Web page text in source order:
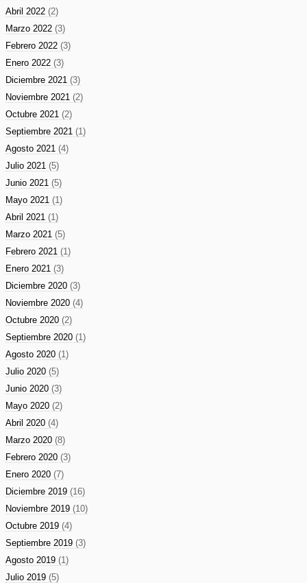
Abril 2022 (2)
Marzo 2022 (3)
Febrero 2022 (3)
Enero 2022 (3)
Diciembre 2021 (3)
Noviembre 2021 (2)
Octubre 2021 (2)
Septiembre 2021 (1)
Agosto 2021 (4)
Julio 2021 (5)
Junio 2021 (5)
Mayo 2021 (1)
Abril 2021 (1)
Marzo 2021 (5)
Febrero 2021 (1)
Enero 2021 (3)
Diciembre 2020 (3)
Noviembre 2020 (4)
Octubre 2020 (2)
Septiembre 2020 (1)
Agosto 2020 (1)
Julio 2020 (5)
Junio 2020 (3)
Mayo 2020 (2)
Abril 2020 (4)
Marzo 2020 (8)
Febrero 2020 (3)
Enero 2020 (7)
Diciembre 2019 (16)
Noviembre 2019 (10)
Octubre 2019 (4)
Septiembre 2019 (3)
Agosto 2019 (1)
Julio 2019 (5)